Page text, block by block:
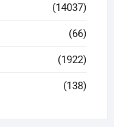
(14037)
(66)
(1922)
(138)